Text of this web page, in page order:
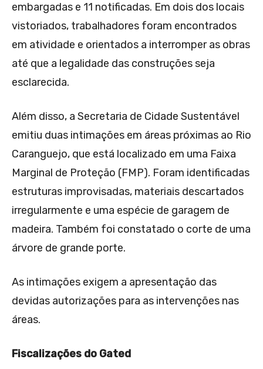
embargadas e 11 notificadas. Em dois dos locais
vistoriados, trabalhadores foram encontrados
em atividade e orientados a interromper as obras
até que a legalidade das construções seja
esclarecida.
Além disso, a Secretaria de Cidade Sustentável
emitiu duas intimações em áreas próximas ao Rio
Caranguejo, que está localizado em uma Faixa
Marginal de Proteção (FMP). Foram identificadas
estruturas improvisadas, materiais descartados
irregularmente e uma espécie de garagem de
madeira. Também foi constatado o corte de uma
árvore de grande porte.
As intimações exigem a apresentação das
devidas autorizações para as intervenções nas
áreas.
Fiscalizações do Gated